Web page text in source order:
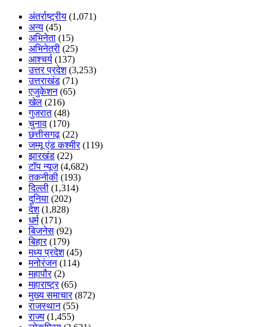
अंतर्राष्ट्रीय (1,071)
अन्य (45)
अभिनेता (15)
अभिनेत्री (25)
आश्चर्य (137)
उत्तर प्रदेश(3,253)
उत्तराखंड (71)
एजुकेशन(65)
खेल (216)
गुजरात(48)
चुनाव (170)
छत्तीसगढ़ (22)
जम्मू एंड कश्मीर(119)
झारखंड (22)
टॉप न्यूज(4,682)
तकनीकी (193)
दिल्ली (1,314)
दुनिया (202)
देश(1,828)
धर्म(171)
बिजनेस (92)
बिहार(179)
मध्य प्रदेश(45)
मनोरंजन(114)
महापौर(2)
महाराष्ट्र(65)
मुख्य समाचार(872)
राजस्थान(55)
राज्य (1,455)